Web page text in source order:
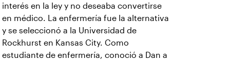
interés en la ley y no deseaba convertirse
en médico. La enfermería fue la alternativa
y se seleccionó a la Universidad de
Rockhurst en Kansas City. Como
estudiante de enfermería, conoció a Dan a